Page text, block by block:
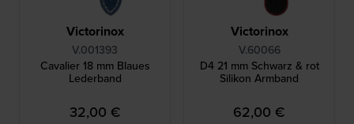
Victorinox
V.001393
Cavalier 18 mm Blaues
Lederband
32,00 €
Victorinox
V.60066
D4 21 mm Schwarz & rot
Silikon Armband
62,00 €